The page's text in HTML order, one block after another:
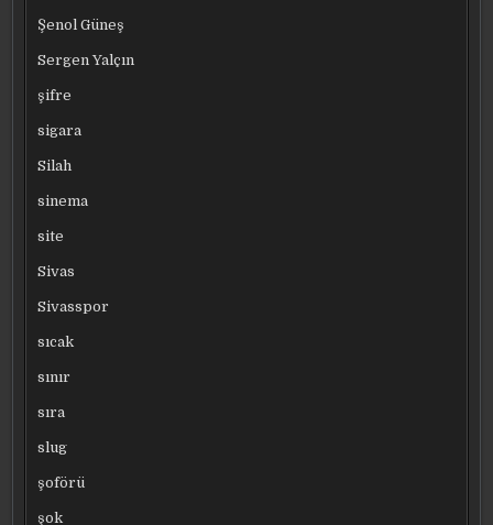
Şenol Güneş
Sergen Yalçın
şifre
sigara
Silah
sinema
site
Sivas
Sivasspor
sıcak
sınır
sıra
slug
şoförü
şok